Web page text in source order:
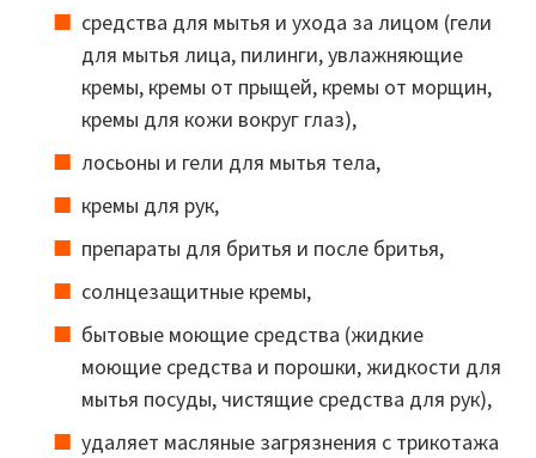
средства для мытья и ухода за лицом (гели
для мытья лица, пилинги, увлажняющие
кремы, кремы от прыщей, кремы от морщин,
кремы для кожи вокруг глаз),
лосьоны и гели для мытья тела,
кремы для рук,
препараты для бритья и после бритья,
солнцезащитные кремы,
бытовые моющие средства (жидкие
моющие средства и порошки, жидкости для
мытья посуды, чистящие средства для рук),
удаляет масляные загрязнения с трикотажа